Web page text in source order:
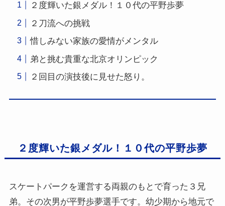
２度輝いた銀メダル！１０代の平野歩夢
２刀流への挑戦
惜しみない家族の愛情がメンタル
弟と挑む貴重な北京オリンピック
２回目の演技後に見せた怒り。
２度輝いた銀メダル！１０代の平野歩夢
スケートパークを運営する両親のもとで育った３兄
弟。その次男が平野歩夢選手です。幼少期から地元で